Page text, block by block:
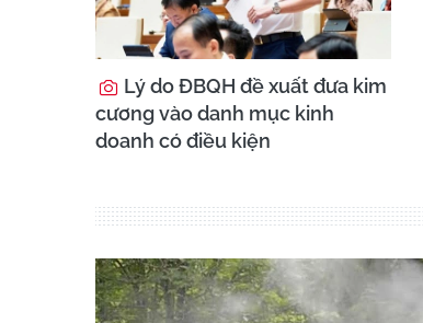
Lý do ĐBQH đề xuất đưa kim
cương vào danh mục kinh
doanh có điều kiện